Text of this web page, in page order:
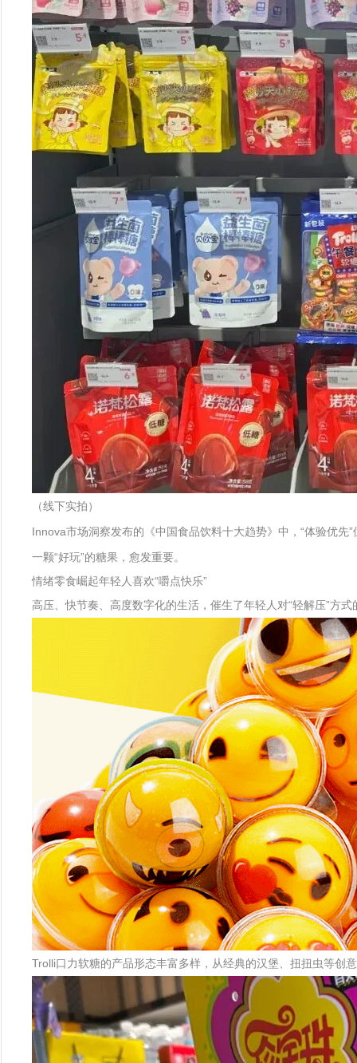
（线下实拍）
Innova市场洞察发布的《中国食品饮料十大趋势》中，“体验优
一颗“好玩”的糖果，愈发重要。
情绪零食崛起年轻人喜欢“嚼点快乐”
高压、快节奏、高度数字化的生活，催生了年轻人对“轻解压”方
Trolli口力软糖的产品形态丰富多样，从经典的汉堡、扭扭虫等创